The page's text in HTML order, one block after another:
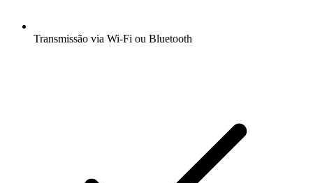
Transmissão via Wi-Fi ou Bluetooth